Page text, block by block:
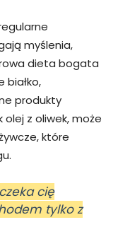
myślenia,
dieta bogata
białko,
produkty
z oliwek, może
które
cię
tylko z